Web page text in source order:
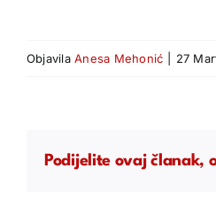
ObjavilaAnesa Mehonić 27
Podijelite ovaj članak,